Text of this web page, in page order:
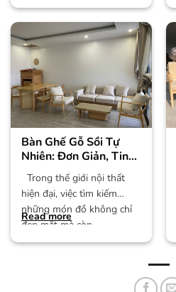
Bàn Ghế Gỗ Sồi Tự
Nhiên: Đơn Giản, Tinh
Tế, Giá Cả Phải Chăng
Trong thế giới nội thất
hiện đại, việc tìm kiếm
những món đồ không chỉ
đẹp mắt mà còn
Read more